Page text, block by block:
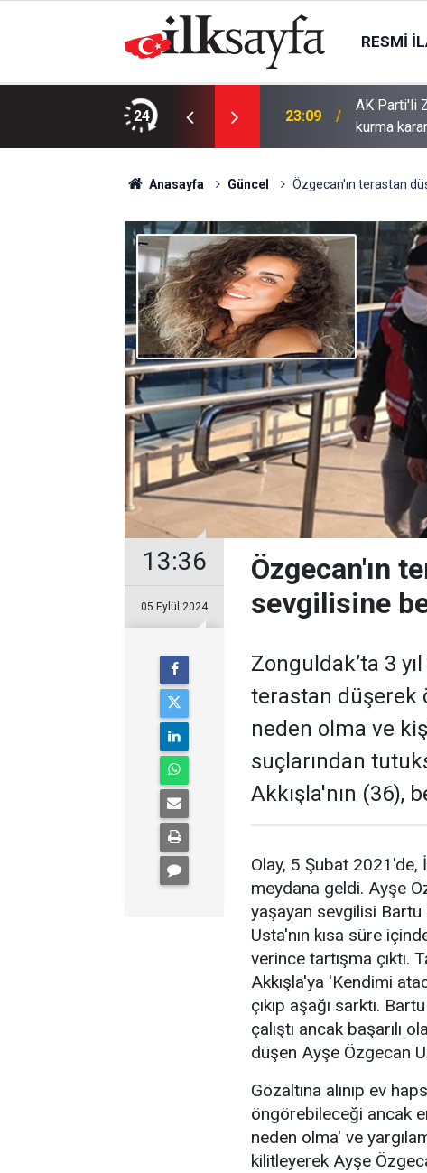
RESMI
24
kavga: 4 yaralı 23:09
AK Parti'li
kurma
Anasayfa Güncel Özgecan'ın terastan
13:36
05 Eylül 2024
Özgecan'ın
sevgilisine
Zonguldak’ta 3
terastan düşerek
neden olma ve
suçlarından
Akkışla'nın (36),
Olay, 5 Şubat 2021'de,
meydana geldi. Ayşe
yaşayan sevgilisi Bartu
Usta'nın kısa süre
verince tartışma çıktı.
Akkışla'ya 'Kendimi
çıkıp aşağı sarktı.
çalıştı ancak başarılı
düşen Ayşe Özgecan
Gözaltına alınıp ev
öngörebileceği ancak
neden olma' ve
kilitleyerek Ayşe